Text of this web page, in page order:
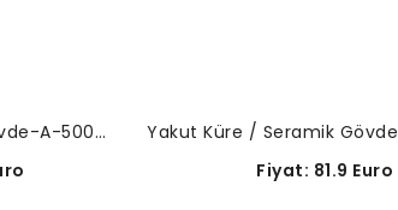
Yakut Küre / Seramik Gövde-A-5003-0064
Fiyat: 81.9 Euro